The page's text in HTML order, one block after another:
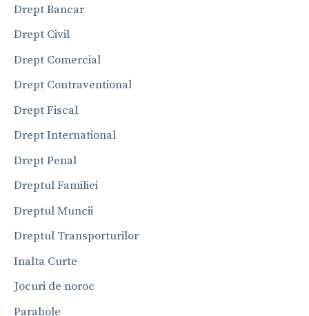
Drept Bancar
Drept Civil
Drept Comercial
Drept Contraventional
Drept Fiscal
Drept International
Drept Penal
Dreptul Familiei
Dreptul Muncii
Dreptul Transporturilor
Inalta Curte
Jocuri de noroc
Parabole